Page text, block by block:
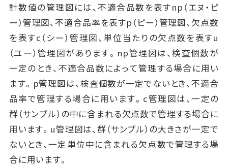
計数値の管理図には、不適合品数を表すnp（エヌ・ピ
ー）管理図、不適合品率を表すp（ピー）管理図、欠点数
を表すc（シー）管理図、単位当たりの欠点数を表すu
（ユー）管理図があります。np管理図は、検査個数が
一定のとき、不適合品数によって管理する場合に用い
ます。p管理図は、検査個数が一定でないとき、不適合
品率で管理する場合に用います。c管理図は、一定の
群（サンプル）の中に含まれる欠点数で管理する場合に
用います。u管理図は、群（サンプル）の大きさが一定で
ないとき、一定単位中に含まれる欠点数で管理する場
合に用います。